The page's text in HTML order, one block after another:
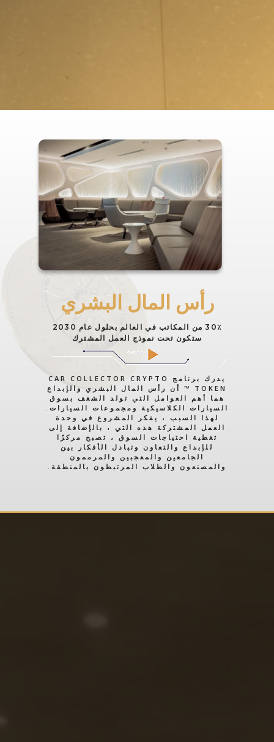
رأس المال البشري
30٪ من المكاتب في العالم بحلول عام 2030
ستكون تحت نموذج العمل المشترك
يدرك برنامج CAR COLLECTOR CRYPTO
TOKEN ™ أن رأس المال البشري والإبداع
هما أهم العوامل التي تولد الشغف بسوق
السيارات الكلاسيكية ومجموعات السيارات.
لهذا السبب ، يفكر المشروع في وحدة
العمل المشتركة هذه التي ، بالإضافة إلى
تغطية احتياجات السوق ، تصبح مركزًا
للإبداع والتعاون وتبادل الأفكار بين
الجامعين والمعجبين والمرممون
والمصنعون والطلاب المرتبطون بالمنطقة.